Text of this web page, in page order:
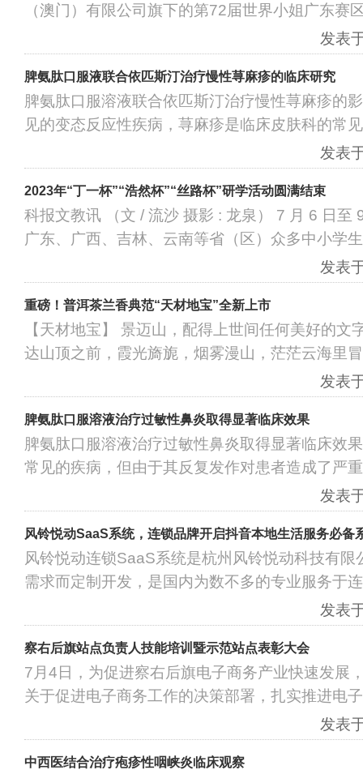
（澳门）有限公司旗下的第72届世界小姐广东赛
发表
脾氨肽口服液联合依匹斯汀治疗慢性荨麻疹的临床研究
脾氨肽口服溶液联合依匹斯汀治疗慢性荨麻疹的
见的变态反应性疾病，荨麻疹是临床皮肤科的常
发表
2023年“丁一杯”“浩然杯”“丝路杯”研学活动圆满结束
科报文教讯 （文 / 流沙 摄影 : 龙泉） 7 月 6 日至
广东、广西、吉林、云南等省（区）众多中小学
发表
重磅！普洱茶兰香典范“天材地宝”全新上市
【天材地宝】 景迈山，配得上世间任何美好的文
达山顶之前，霞光旖旎，烟雾漫山，茫茫云海里
发表
脾氨肽口服溶液治疗过敏性鼻炎取得显著临床效果
脾氨肽口服溶液治疗过敏性鼻炎取得显著临床效
常见的疾病，但由于其反复发作对患者造成了严
发表
风铃悦动SaaS系统，连锁品牌开启抖音本地生活服务必备
风铃悦动连锁SaaS系统是杭州风铃悦动科技有
需求而定制开发，是国内为数不多的专业服务于
发表
察右后旗站点负责人技能培训暨示范站点表彰大会
7月4日，为促进察右后旗电子商务产业快速发展
关于促进电子商务工作的决策部署，扎实推进电
发表
中西医结合治疗疱疹性咽峡炎临床观察